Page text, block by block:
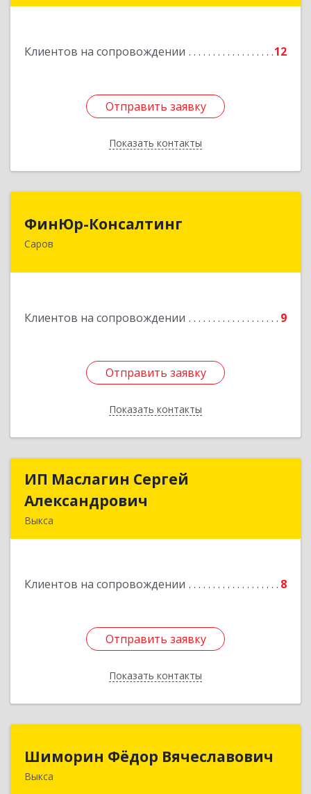
Клиентов на сопровождении 12
Отправить заявку
Показать контакты
Отправить заявку
Назад
ФинЮр-Консалтинг
Саров
Клиентов на сопровождении 9
Отправить заявку
Показать контакты
Отправить заявку
Назад
ИП Маслагин Сергей
Александрович
Выкса
Клиентов на сопровождении 8
Отправить заявку
Показать контакты
ИП Маслагин Сергей
Подробнее
Отправить заявку
Назад
Шиморин Фёдор Вячеславович
Выкса
Шиморин Фёдор Вячеславович